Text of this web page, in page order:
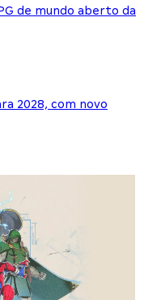
de mundo aberto da
2028, com novo